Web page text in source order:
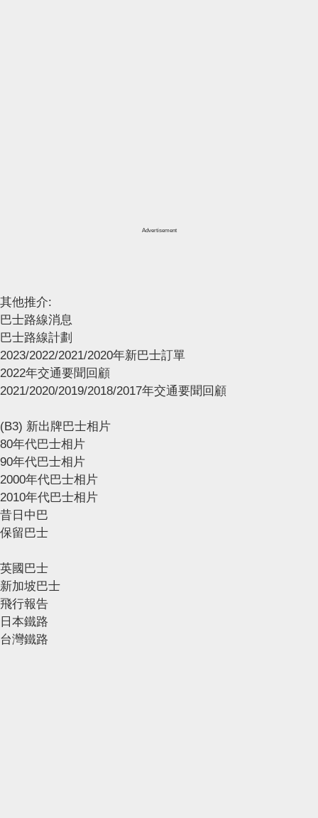
Advertisement
其他推介:
巴士路線消息
巴士路線計劃
2023/2022/2021/2020年新巴士訂單
2022年交通要聞回顧
2021/2020/2019/2018/2017年交通要聞回顧
(B3) 新出牌巴士相片
80年代巴士相片
90年代巴士相片
2000年代巴士相片
2010年代巴士相片
昔日中巴
保留巴士
英國巴士
新加坡巴士
飛行報告
日本鐵路
台灣鐵路